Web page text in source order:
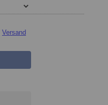
Versand